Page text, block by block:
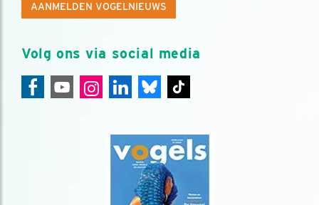
AANMELDEN VOGELNIEUWS
Volg ons via social media